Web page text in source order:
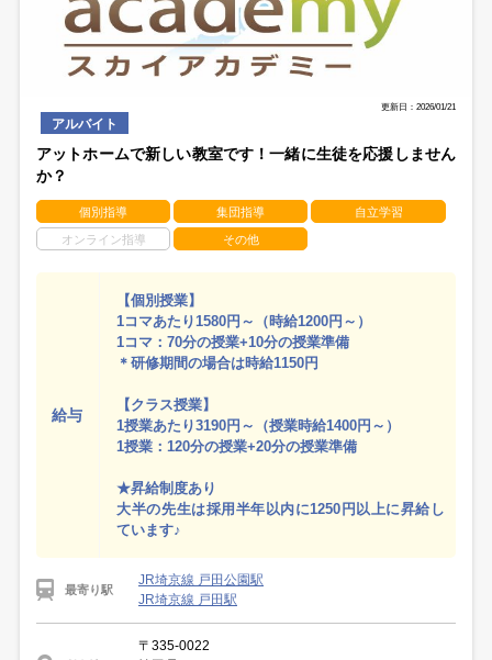
更新日：2026/01/21
アルバイト
アットホームで新しい教室です！一緒に生徒を応援しません
か？
個別指導 集団指導 自立学習
オンライン指導 その他
給与
【個別授業】
1コマあたり1580円～（時給1200円～）
1コマ：70分の授業+10分の授業準備
＊研修期間の場合は時給1150円
【クラス授業】
1授業あたり3190円～（授業時給1400円～）
1授業：120分の授業+20分の授業準備
★昇給制度あり
大半の先生は採用半年以内に1250円以上に昇給し
ています♪
最寄り駅
JR埼京線 戸田公園駅
JR埼京線 戸田駅
〒335-0022